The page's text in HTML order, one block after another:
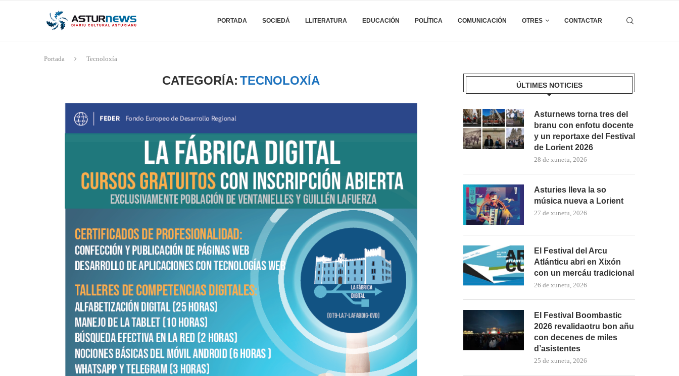
PORTADA SOCIEDÁ LLITERATURA EDUCACIÓN POLÍTICA COMUNICACIÓN OTRES CONTACTAR
Portada Tecnoloxía
CATEGORÍA: TECNOLOXÍA ÚLTIMES NOTICIES
Asturnews torna tres del
branu con enfotu docente
y un reportaxe del Festival
de Lorient 2026
28 de xunetu, 2026
Asturies lleva la so
música nueva a Lorient
27 de xunetu, 2026
El Festival del Arcu
Atlánticu abri en Xixón
con un mercáu tradicional
26 de xunetu, 2026
El Festival Boombastic
2026 revalidaotru bon añu
con decenes de miles
d’asistentes
25 de xunetu, 2026